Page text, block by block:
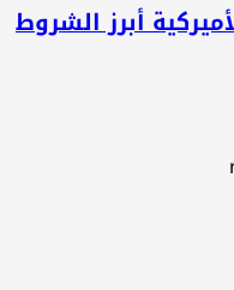
أبرز الشروط